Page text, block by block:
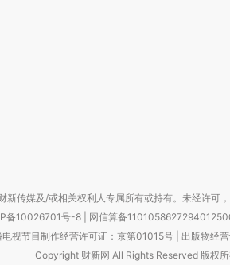
新传媒及/或相关权利人专属所有或持有。未经许可
备10026701号-8 网信算备
电视节目制作经营许可证：京第01015号| 出版物经
Copyright 财新网 All Rights Reserved 版权